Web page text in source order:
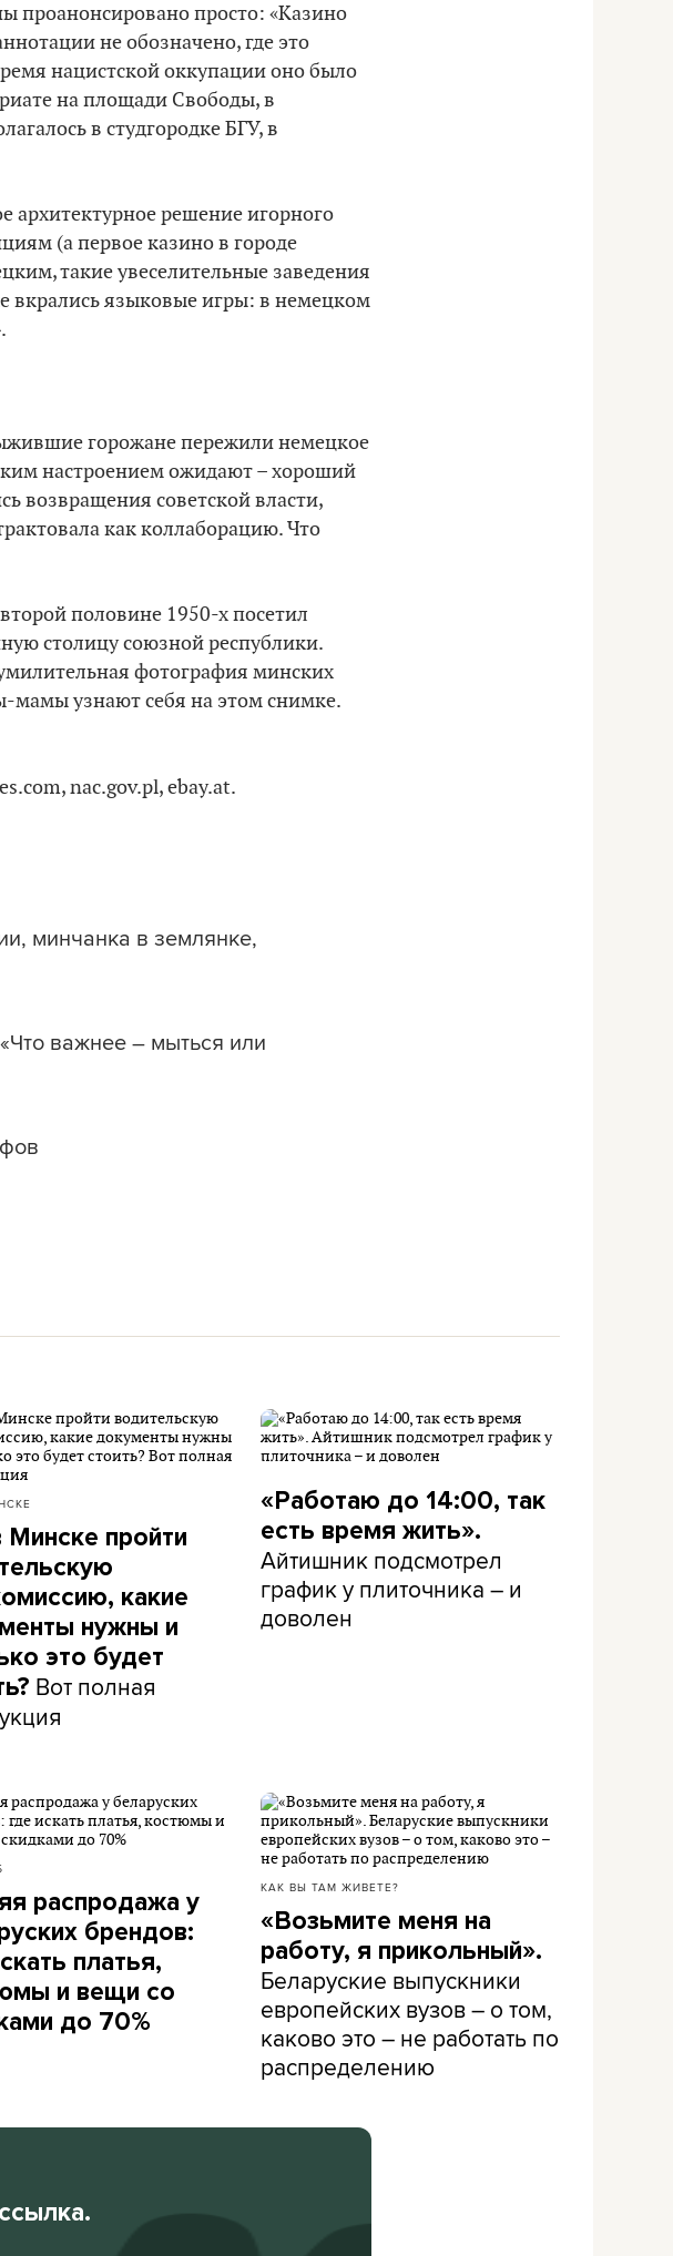
проанонсировано просто: «Казино
не обозначено, где это
нацистской оккупации оно было
на площади Свободы, в
в студгородке БГУ, в
архитектурное решение игорного
(а первое казино в городе
такие увеселительные заведения
вкрались языковые игры: в немецком
горожане пережили немецкое
настроением ожидают – хороший
возвращения советской власти,
как коллаборацию. Что
половине 1950-х посетил
столицу союзной республики.
фотография минских
узнают себя на этом снимке.
nac.gov.pl, ebay.at.
минчанка в землянке,
важнее – мыться или
Минске пройти
какие
нужны и
это будет
Вот полная
«Работаю до 14:00, так
есть время жить».
Айтишник подсмотрел
график у плиточника – и
доволен
распродажа у
брендов:
платья,
и вещи со
до 70%
КАК ВЫ ТАМ ЖИВЕТЕ?
«Возьмите меня на
работу, я прикольный».
Беларуские выпускники
европейских вузов – о том,
каково это – не работать по
распределению